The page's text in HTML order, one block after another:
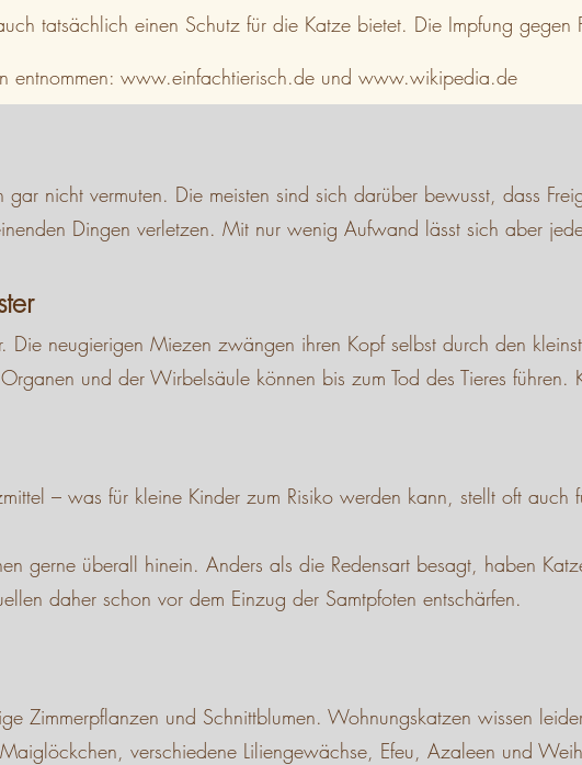
tatsächlich einen Schutz für die Katze bietet. Die Impfung
entnommen: www.einfachtierisch.de und www.wikipedia.de
nicht vermuten. Die meisten sind sich darüber bewusst, dass
Dingen verletzen. Mit nur wenig Aufwand lässt sich aber
neugierigen Miezen zwängen ihren Kopf selbst durch den
und der Wirbelsäule können bis zum Tod des Tieres
– was für kleine Kinder zum Risiko werden kann, stellt oft
gerne überall hinein. Anders als die Redensart besagt, haben
daher schon vor dem Einzug der Samtpfoten entschärfen.
Zimmerpflanzen und Schnittblumen. Wohnungskatzen wissen
verschiedene Liliengewächse, Efeu, Azaleen und